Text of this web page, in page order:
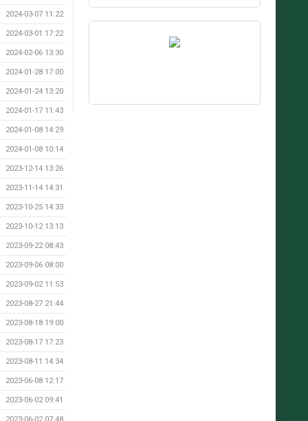
2024-03-07 11:22
2024-03-01 17:22
2024-02-06 13:30
2024-01-28 17:00
2024-01-24 13:20
2024-01-17 11:43
2024-01-08 14:29
2024-01-08 10:14
2023-12-14 13:26
2023-11-14 14:31
2023-10-25 14:33
2023-10-12 13:13
2023-09-22 08:43
2023-09-06 08:00
2023-09-02 11:53
2023-08-27 21:44
2023-08-18 19:00
2023-08-17 17:23
2023-08-11 14:34
2023-06-08 12:17
2023-06-02 09:41